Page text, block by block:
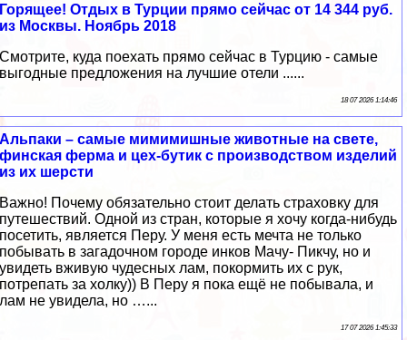
Горящее! Отдых в Турции прямо сейчас от 14 344 руб.
из Москвы. Ноябрь 2018
Смотрите, куда поехать прямо сейчас в Турцию - самые
выгодные предложения на лучшие отели ......
18 07 2026 1:14:46
Альпаки – самые мимимишные животные на свете,
финская ферма и цех-бутик с производством изделий
из их шерсти
Важно! Почему обязательно стоит делать страховку для
путешествий. Одной из стран, которые я хочу когда-нибудь
посетить, является Перу. У меня есть мечта не только
побывать в загадочном городе инков Мачу- Пикчу, но и
увидеть вживую чудесных лам, покормить их с рук,
потрепать за холку)) В Перу я пока ещё не побывала, и
лам не увидела, но …...
17 07 2026 1:45:33